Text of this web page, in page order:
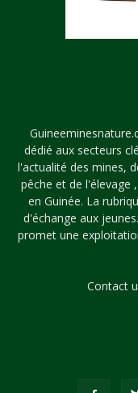
dédié aux secteurs
l'actualité des mines,
pêche et de l'élevage
en Guinée. La
d'échange aux
promet une
Contact